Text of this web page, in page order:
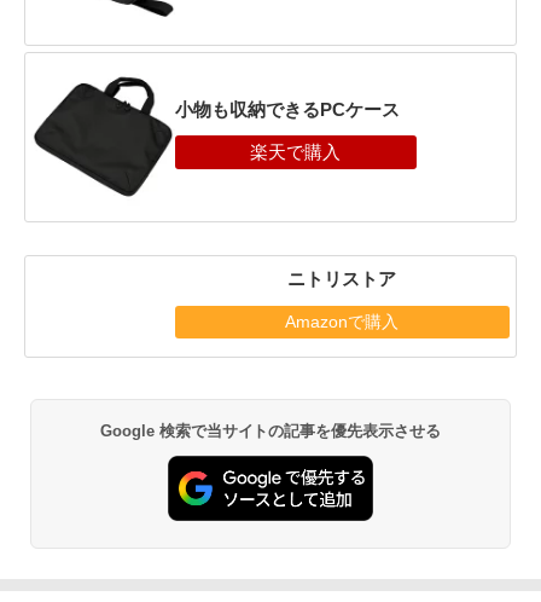
小物も収納できるPCケース
ニトリストア
Amazonで購入
Google 検索で当サイトの記事を優先表示させる